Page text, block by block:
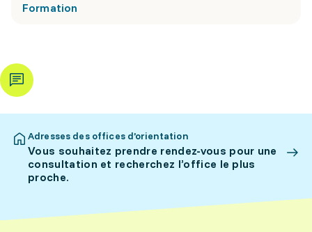
Formation
Adresses des offices d’orientation
Vous souhaitez prendre rendez-vous pour une
consultation et recherchez l’office le plus
proche.